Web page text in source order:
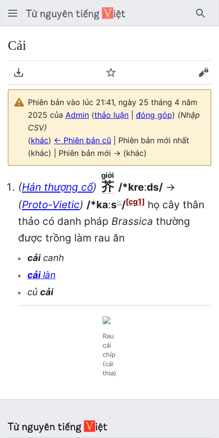
Tìm
Cải
Tải về PDF Theo dõi
Phiên bản vào lúc 21:41, ngày 25 tháng 4 năm
2025 của Admin (thảo luận đóng góp) (Nhập
CSV)
(khác) ← Phiên bản cũ | Phiên bản mới nhất
(khác) | Phiên bản mới → (khác)
(Hán thượng cổ) 芥
giới
/*kreːds/ →
(Proto-Vietic) /*kaːs [1]/[cg1] họ cây thân
thảo có danh pháp Brassica thường
được trồng làm rau ăn
cảicanh
cảilàn
củ cải
Rau
cải
chíp
(cải
thìa)